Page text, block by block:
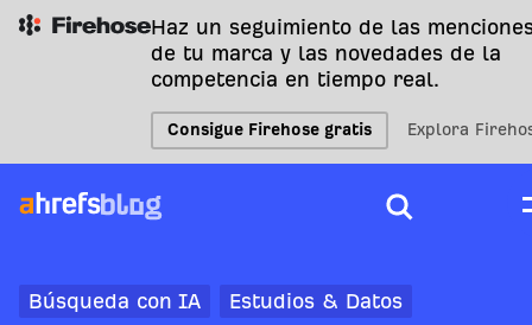
Haz un seguimiento de las
de tu marca y las novedades de la
competencia en tiempo real.
Consigue Firehose gratis Explora
Búsqueda con IA Estudios & Datos